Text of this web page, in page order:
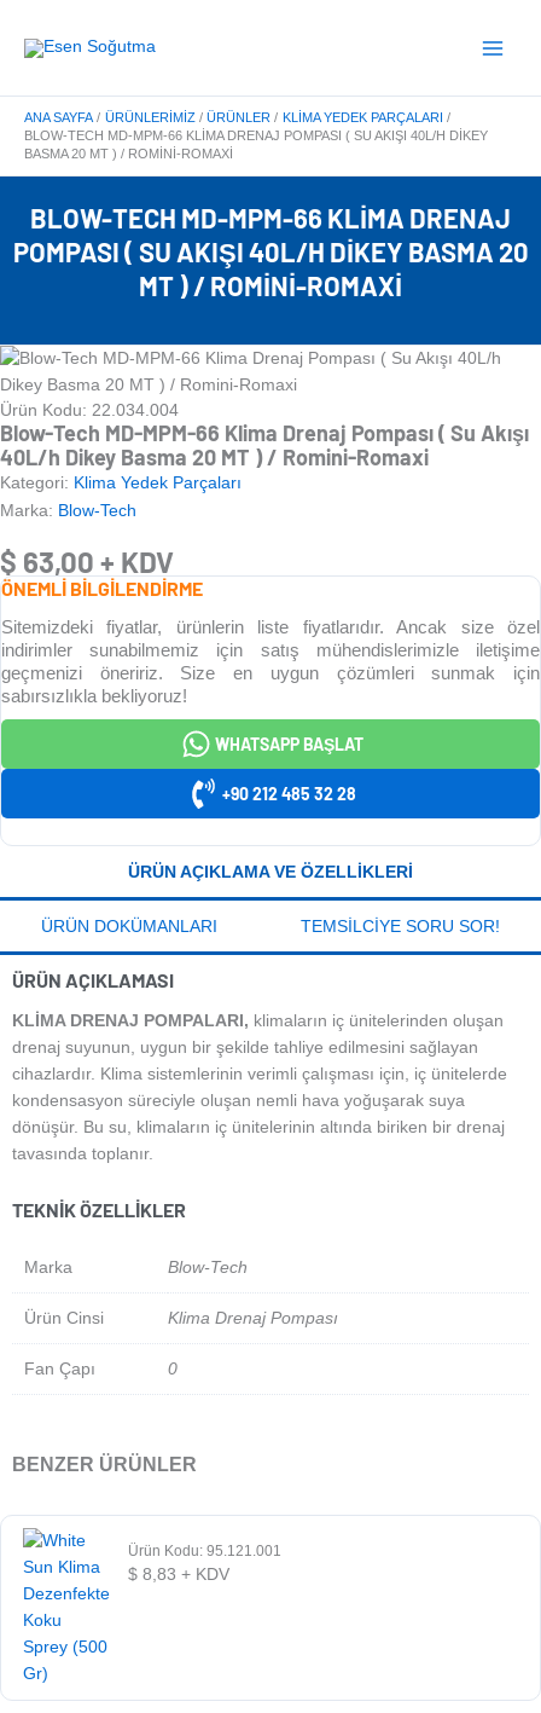
atla
Menu
ANA SAYFA ÜRÜNLERIMIZ ÜRÜNLER
KLIMA YEDEK PARÇALARI
BLOW-TECH MD-MPM-66 KLIMA DRENAJ POMPASI ( SU AKIŞI 40L/H DIKEY
BASMA 20 MT ) / ROMINI-ROMAXI
BLOW-TECH MD-MPM-66 KLIMA DRENAJ
POMPASI ( SU AKIŞI 40L/H DIKEY BASMA 20
MT ) / ROMINI-ROMAXI
Ürün Kodu: 22.034.004
Blow-Tech MD-MPM-66 Klima Drenaj Pompası ( Su Akışı
40L/h Dikey Basma 20 MT ) / Romini-Romaxi
Kategori: Klima Yedek Parçaları
Marka: Blow-Tech
$ 63,00 + KDV
ÖNEMLİ BİLGİLENDİRME
Sitemizdeki fiyatlar, ürünlerin liste fiyatlarıdır. Ancak size özel
indirimler sunabilmemiz için satış mühendislerimizle iletişime
geçmenizi öneririz. Size en uygun çözümleri sunmak için
sabırsızlıkla bekliyoruz!
WHATSAPP BAŞLAT
+90 212 485 32 28
ÜRÜN AÇIKLAMA VE ÖZELLIKLERI
ÜRÜN DOKÜMANLARI TEMSILCIYE SORU SOR!
ÜRÜN AÇIKLAMASI
KLIMA DRENAJ POMPALARI, klimaların iç ünitelerinden oluşan
drenaj suyunun, uygun bir şekilde tahliye edilmesini sağlayan
cihazlardır. Klima sistemlerinin verimli çalışması için, iç ünitelerde
kondensasyon süreciyle oluşan nemli hava yoğuşarak suya
dönüşür. Bu su, klimaların iç ünitelerinin altında biriken bir drenaj
tavasında toplanır.
TEKNIK ÖZELLIKLER
Marka Blow-Tech
Ürün Cinsi Klima Drenaj Pompası
Fan Çapı 0
BENZER ÜRÜNLER
Ürün Kodu: 95.121.001
$ 8,83 + KDV